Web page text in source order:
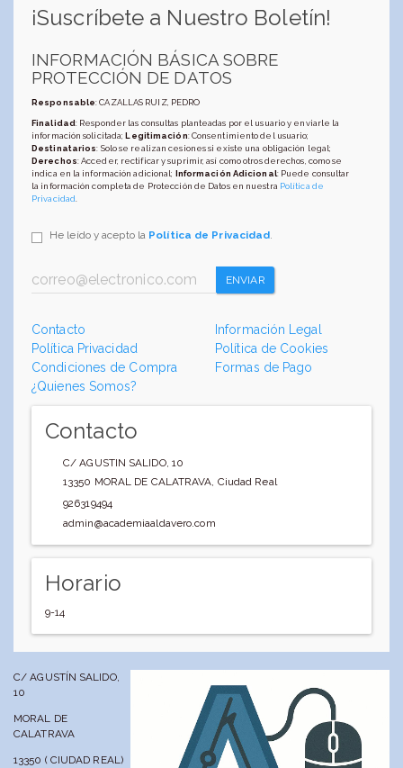
¡Suscríbete a Nuestro Boletín!
INFORMACIÓN BÁSICA SOBRE
PROTECCIÓN DE DATOS
Responsable: CAZALLAS RUIZ, PEDRO
Finalidad: Responder las consultas planteadas por el usuario y enviarle la
información solicitada; Legitimación: Consentimiento del usuario;
Destinatarios: Solo se realizan cesiones si existe una obligación legal;
Derechos: Acceder, rectificar y suprimir, así como otros derechos, como se
indica en la información adicional;
Información Adicional: Puede consultar
la información completa de Protección de Datos en nuestra Política de
Privacidad.
He leído y acepto la Política de Privacidad
ENVIAR
Contacto
Información Legal
Política Privacidad
Política de Cookies
Condiciones de Compra
Formas de Pago
¿Quienes Somos?
Contacto
C/ AGUSTIN SALIDO, 10
13350 MORAL DE CALATRAVA Ciudad Real
926319494
admin@academiaaldavero.com
Horario
9-14
C/ AGUSTÍN SALIDO,
10
MORAL DE
CALATRAVA
13350 ( CIUDAD REAL)